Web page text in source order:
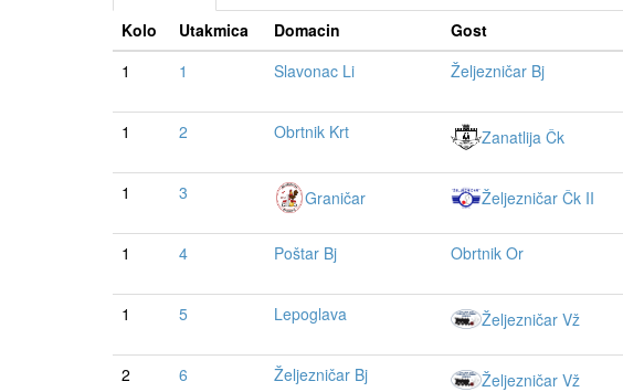
Kolo
Utakmica Domacin Gost
1
1 Slavonac Li Željezničar Bj
1 2 Obrtnik Krt Zanatlija Čk
1 3 Graničar Željezničar Čk II
1 4 Poštar Bj Obrtnik Or
1 5 Lepoglava Željezničar Vž
2 6 Željezničar Bj Željezničar Vž